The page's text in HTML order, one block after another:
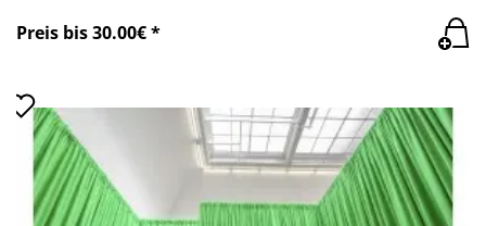
Preis bis 30.00€ *